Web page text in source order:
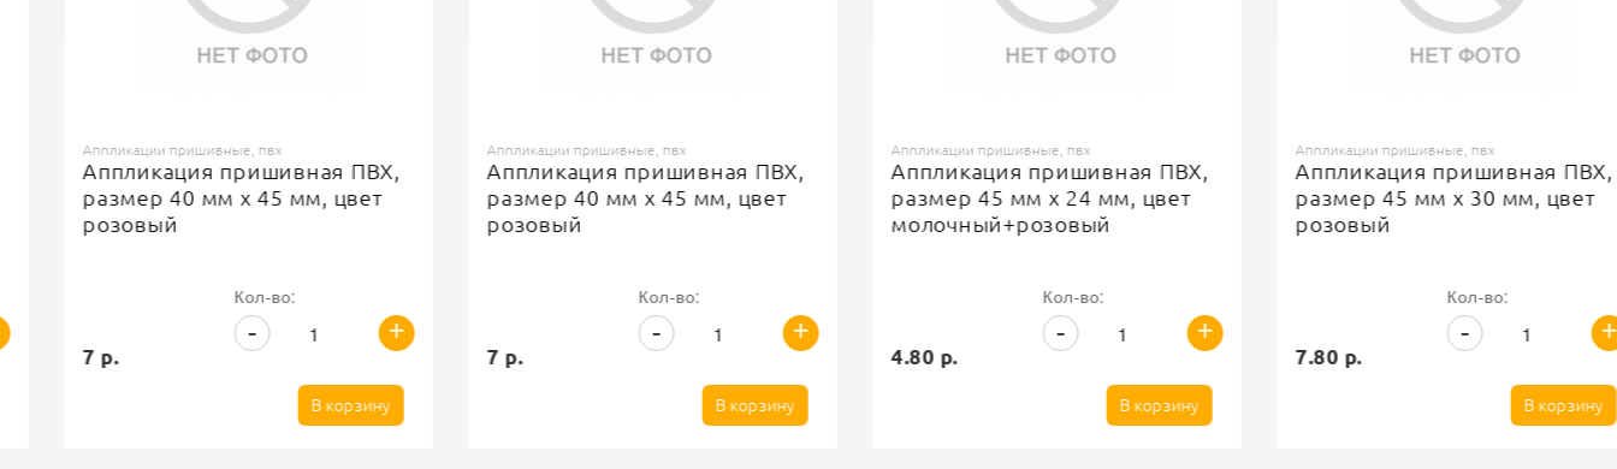
Аппликации пришивные, пвх
Аппликация пришивная ПВХ,
размер 40 мм х 45 мм, цвет
розовый
Кол-во:
В корзину
Аппликации пришивные, пвх
Аппликация пришивная ПВХ,
размер 40 мм х 45 мм, цвет
розовый
Кол-во:
В корзину
Аппликации пришивные, пвх
Аппликация пришивная ПВХ,
размер 45 мм х 24 мм, цвет
молочный+розовый
4.80 р.
Кол-во:
В корзину
Аппликации пришивные, пвх
Аппликация пришивная ПВХ,
размер 45 мм х 30 мм, цвет
розовый
7.80 р.
Кол-во:
В корзину